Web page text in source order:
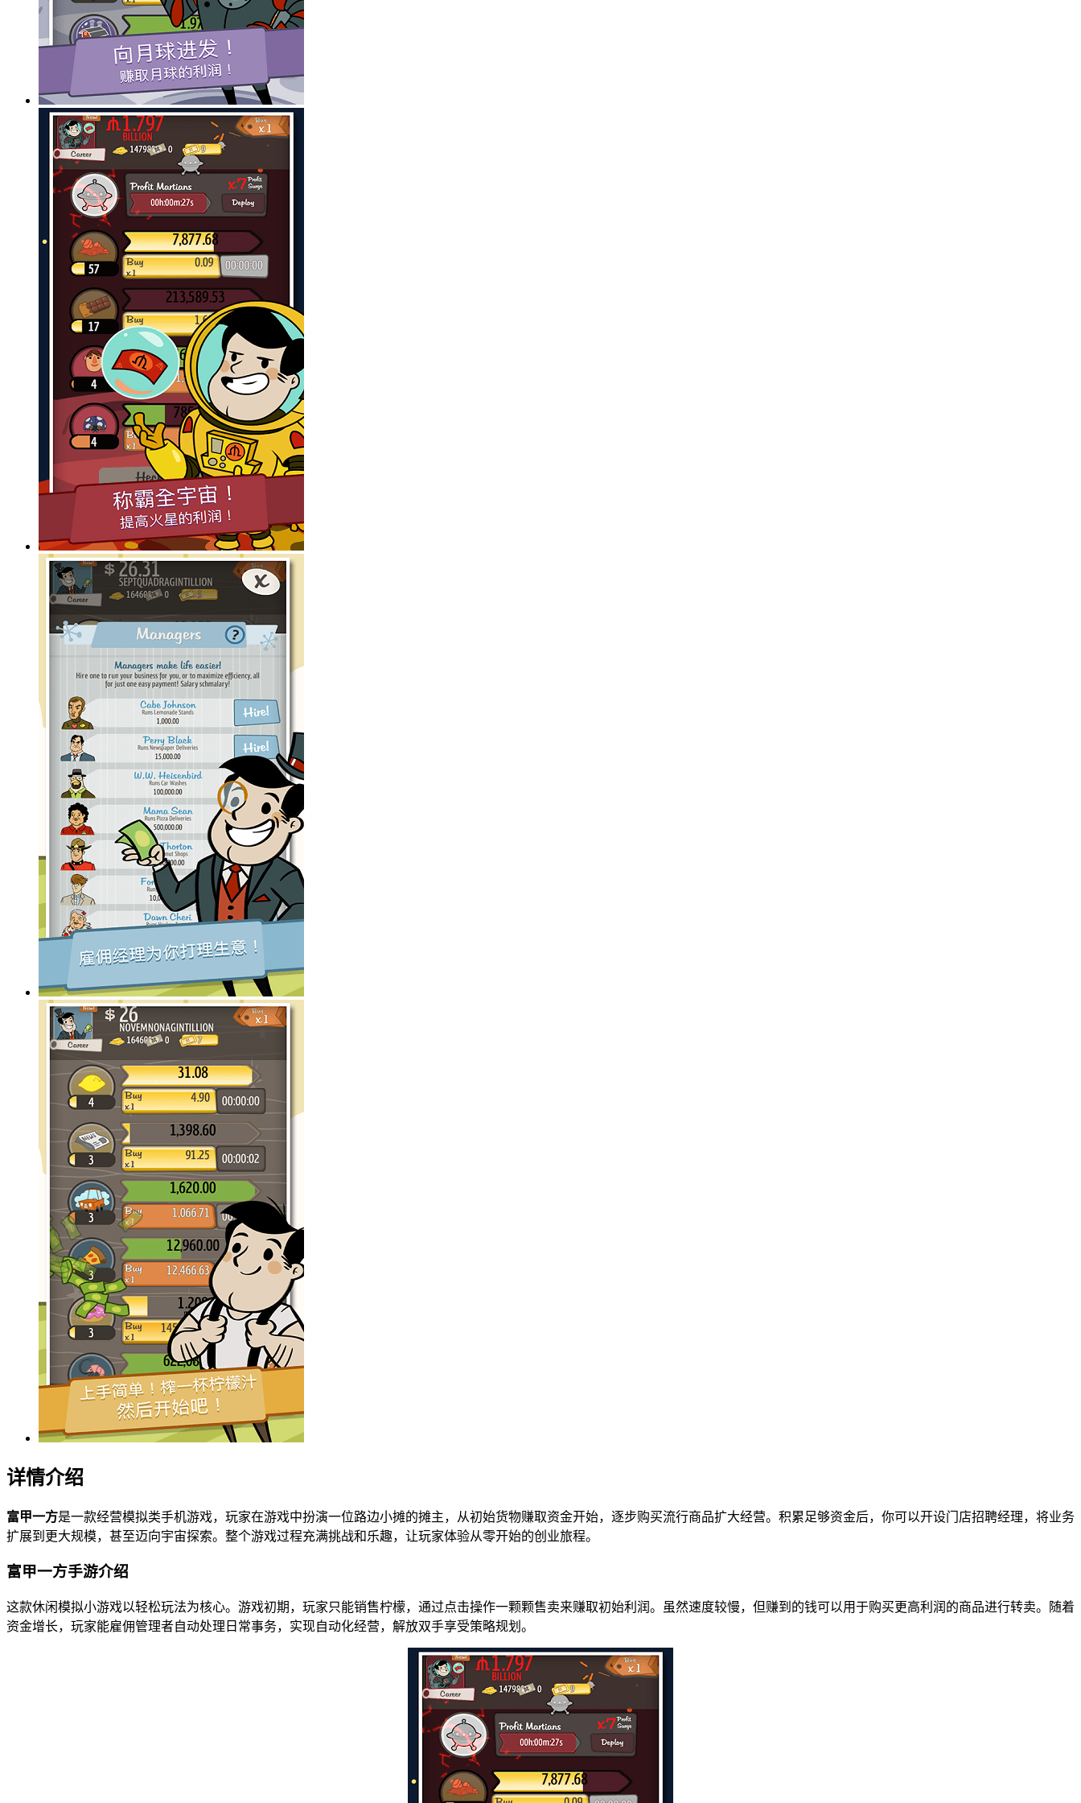
详情介绍
富甲一方是一款经营模拟类手机游戏，玩家在游戏中扮演一位路边小摊的摊主，从初始货物赚取资金开始，逐步购买流行商品扩大经营。积累足够资金后，你可以开设门店招聘经理，将业务
扩展到更大规模，甚至迈向宇宙探索。整个游戏过程充满挑战和乐趣，让玩家体验从零开始的创业旅程。
富甲一方手游介绍
这款休闲模拟小游戏以轻松玩法为核心。游戏初期，玩家只能销售柠檬，通过点击操作一颗颗售卖来赚取初始利润。虽然速度较慢，但赚到的钱可以用于购买更高利润的商品进行转卖。随着
资金增长，玩家能雇佣管理者自动处理日常事务，实现自动化经营，解放双手享受策略规划。